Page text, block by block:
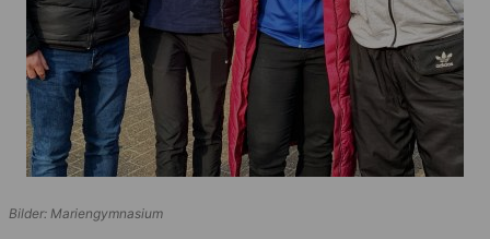
Bilder: Mariengymnasium